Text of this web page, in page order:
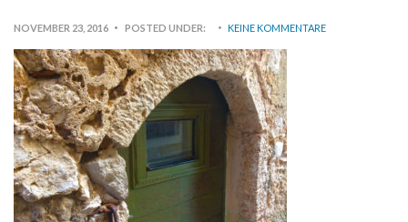
NOVEMBER 23, 2016 POSTED UNDER: KEINE KOMMENTARE